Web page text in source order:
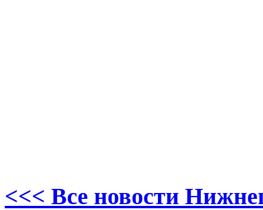
<<< Все новости